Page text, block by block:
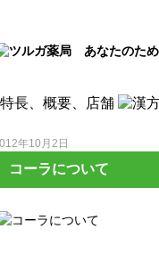
年10月2日
コーラについて